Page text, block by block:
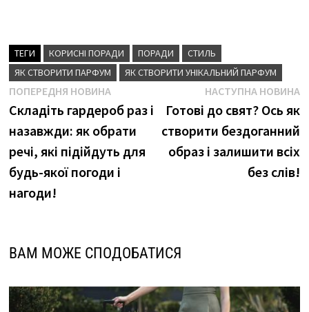
ТЕГИ КОРИСНІ ПОРАДИ ПОРАДИ
СТИЛЬ
ЯК СТВОРИТИ ПАРФУМ
ЯК СТВОРИТИ УНІКАЛЬНИЙ ПАРФУМ
Навігація
записів
ПОПЕРЕДНЯ НОВИНАПопередня
новина
Складіть гардероб раз і
назавжди: як обрати
речі, які підійдуть для
будь-якої погоди і
нагоди!
НАСТУПНА НОВИНА
Готові до свят? Ось як
створити бездоганний
образ і залишити всіх
без слів!
ВАМ МОЖЕ СПОДОБАТИСЯ